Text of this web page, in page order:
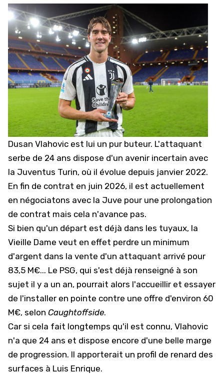
Dusan Vlahovic est lui un pur buteur. L'attaquant
serbe de 24 ans dispose d'un avenir incertain avec
la Juventus Turin, où il évolue depuis janvier 2022.
En fin de contrat en juin 2026, il est actuellement
en négociatons avec la Juve pour une prolongation
de contrat mais cela n'avance pas.
Si bien qu'un départ est déjà dans les tuyaux, la
Vieille Dame veut en effet perdre un minimum
d'argent dans la vente d'un attaquant arrivé pour
83,5 M€... Le PSG, qui s'est déjà renseigné à son
sujet il y a un an, pourrait alors l'accueillir et essayer
de l'installer en pointe contre une offre d'environ 60
M€, selon Caughtoffside.
Car si cela fait longtemps qu'il est connu, Vlahovic
n'a que 24 ans et dispose encore d'une belle marge
de progression. Il apporterait un profil de renard des
surfaces à Luis Enrique.